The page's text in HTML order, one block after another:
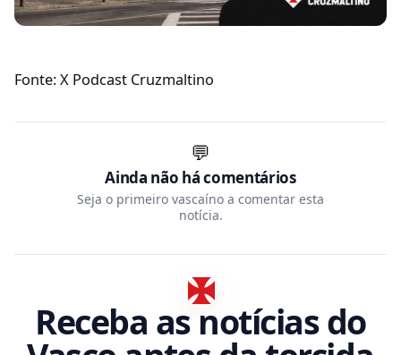
Fonte: X Podcast Cruzmaltino
💬
Ainda não há comentários
Seja o primeiro vascaíno a comentar esta
notícia.
Receba as notícias do